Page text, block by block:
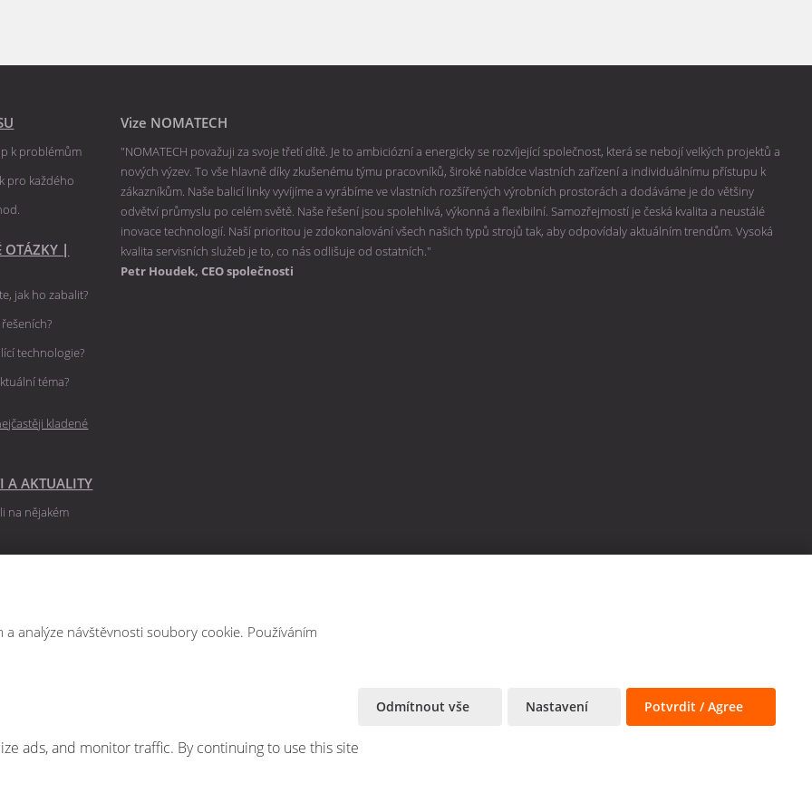
k problémům
pro každého
OTÁZKY |
jak ho zabalit?
technologie?
téma?
kladené
A AKTUALITY
na nějakém
balicích
Vize NOMATECH
"NOMATECH považuji za svoje třetí dítě. Je to ambiciózní a energicky se rozvíjející společnost, která se nebojí velkých projektů a
nových výzev. To vše hlavně díky zkušenému týmu pracovníků, široké nabídce vlastních zařízení a individuálnímu přístupu k
zákazníkům. Naše balicí linky vyvíjíme a vyrábíme ve vlastních rozšířených výrobních prostorách a dodáváme je do většiny
odvětví průmyslu po celém světě. Naše řešení jsou spolehlivá, výkonná a flexibilní. Samozřejmostí je česká kvalita a neustálé
inovace technologií. Naší prioritou je zdokonalování všech našich typů strojů tak, aby odpovídaly aktuálním trendům. Vysoká
kvalita servisních služeb je to, co nás odlišuje od ostatních."
Petr Houdek, CEO společnosti
ReCAPTCHA a platí pro něj
analýze návštěvnosti soubory cookie. Používáním
ads, and monitor traffic. By continuing to use this site
Odmítnout vše Nastavení Potvrdit / Agree